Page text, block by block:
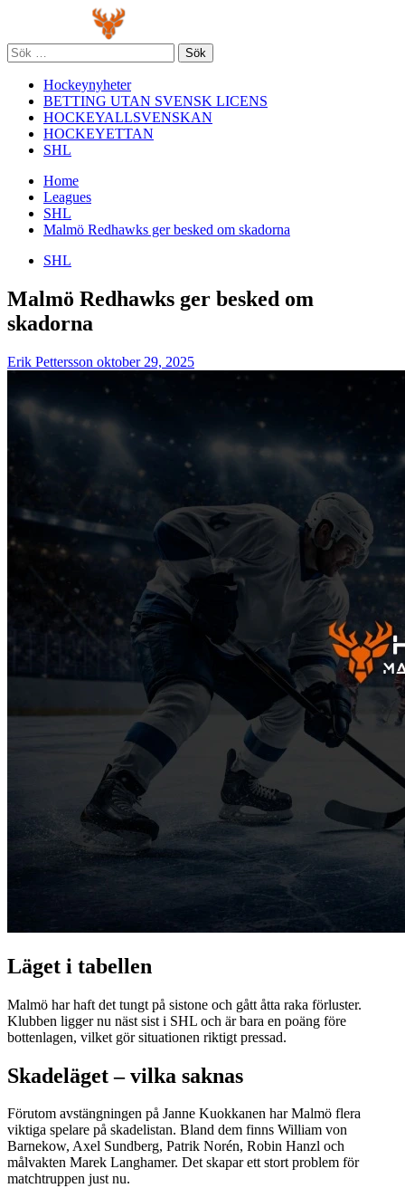
content
Sök
efter:
Hockeynyheter
BETTING UTAN SVENSK LICENS
HOCKEYALLSVENSKAN
HOCKEYETTAN
SHL
Home
Leagues
SHL
Malmö Redhawks ger besked om skadorna
SHL
Malmö Redhawks ger besked om
skadorna
Erik Pettersson oktober 29, 2025
Läget i tabellen
Malmö har haft det tungt på sistone och gått åtta raka förluster.
Klubben ligger nu näst sist i SHL och är bara en poäng före
bottenlagen, vilket gör situationen riktigt pressad.
Skadeläget – vilka saknas
Förutom avstängningen på Janne Kuokkanen har Malmö flera
viktiga spelare på skadelistan. Bland dem finns William von
Barnekow, Axel Sundberg, Patrik Norén, Robin Hanzl och
målvakten Marek Langhamer. Det skapar ett stort problem för
matchtruppen just nu.